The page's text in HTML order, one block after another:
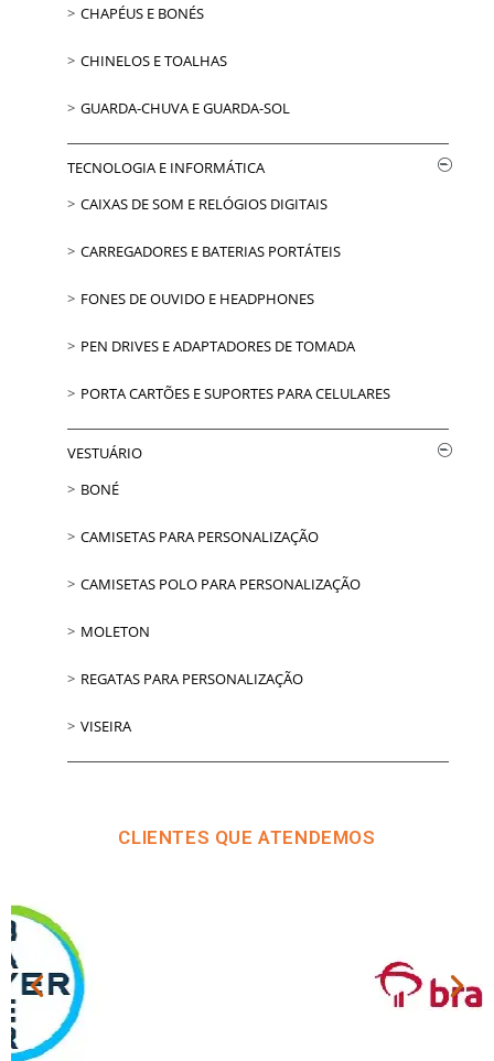
CHAPÉUS E BONÉS
CHINELOS E TOALHAS
GUARDA-CHUVA E GUARDA-SOL
TECNOLOGIA E INFORMÁTICA
CAIXAS DE SOM E RELÓGIOS DIGITAIS
CARREGADORES E BATERIAS PORTÁTEIS
FONES DE OUVIDO E HEADPHONES
PEN DRIVES E ADAPTADORES DE TOMADA
PORTA CARTÕES E SUPORTES PARA CELULARES
VESTUÁRIO
BONÉ
CAMISETAS PARA PERSONALIZAÇÃO
CAMISETAS POLO PARA PERSONALIZAÇÃO
MOLETON
REGATAS PARA PERSONALIZAÇÃO
VISEIRA
CLIENTES QUE ATENDEMOS